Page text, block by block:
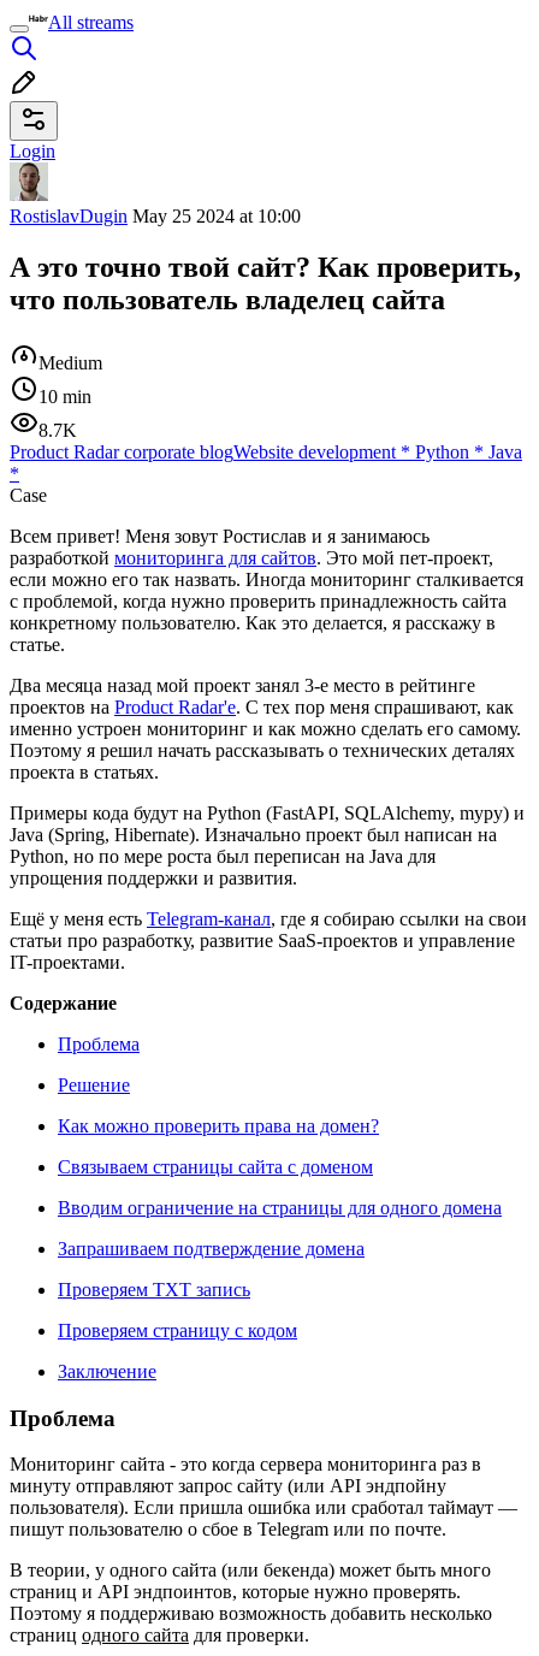
All streams
Login
RostislavDugin May 25 2024 at 10:00
А это точно твой сайт? Как проверить,
что пользователь владелец сайта
Medium
10 min
8.7K
Product Radar corporate blogWebsite development * Python * Java
*
Case
Всем привет! Меня зовут Ростислав и я занимаюсь
разработкой мониторинга для сайтов. Это мой пет-проект,
если можно его так назвать. Иногда мониторинг сталкивается
с проблемой, когда нужно проверить принадлежность сайта
конкретному пользователю. Как это делается, я расскажу в
статье.
Два месяца назад мой проект занял 3-e место в рейтинге
проектов на Product Radar'e. С тех пор меня спрашивают, как
именно устроен мониторинг и как можно сделать его самому.
Поэтому я решил начать рассказывать о технических деталях
проекта в статьях.
Примеры кода будут на Python (FastAPI, SQLAlchemy, mypy) и
Java (Spring, Hibernate). Изначально проект был написан на
Python, но по мере роста был переписан на Java для
упрощения поддержки и развития.
Ещё у меня есть Telegram-канал, где я собираю ссылки на свои
статьи про разработку, развитие SaaS-проектов и управление
IT-проектами.
Содержание
Проблема
Решение
Как можно проверить права на домен?
Связываем страницы сайта с доменом
Вводим ограничение на страницы для одного домена
Запрашиваем подтверждение домена
Проверяем TXT запись
Проверяем страницу с кодом
Заключение
Проблема
Мониторинг сайта - это когда сервера мониторинга раз в
минуту отправляют запрос сайту (или API эндпойну
пользователя). Если пришла ошибка или сработал таймаут —
пишут пользователю о сбое в Telegram или по почте.
В теории, у одного сайта (или бекенда) может быть много
страниц и API эндпоинтов, которые нужно проверять.
Поэтому я поддерживаю возможность добавить несколько
страниц одного сайта для проверки.